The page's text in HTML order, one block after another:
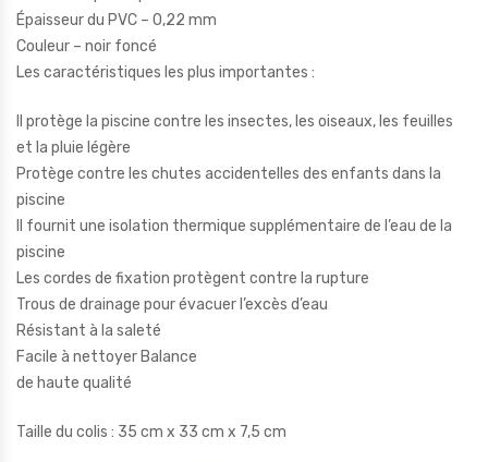
Épaisseur du PVC – 0,22 mm
Couleur – noir foncé
Les caractéristiques les plus importantes :
Il protège la piscine contre les insectes, les oiseaux, les feuilles
et la pluie légère
Protège contre les chutes accidentelles des enfants dans la
piscine
Il fournit une isolation thermique supplémentaire de l’eau de la
piscine
Les cordes de fixation protègent contre la rupture
Trous de drainage pour évacuer l’excès d’eau
Résistant à la saleté
Facile à nettoyer Balance
de haute qualité
Taille du colis : 35 cm x 33 cm x 7,5 cm